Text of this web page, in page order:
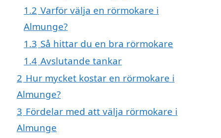
1.2 Varför välja en rörmokare i
Almunge?
1.3 Så hittar du en bra rörmokare
1.4 Avslutande tankar
2 Hur mycket kostar en rörmokare i
Almunge?
3 Fördelar med att välja rörmokare i
Almunge